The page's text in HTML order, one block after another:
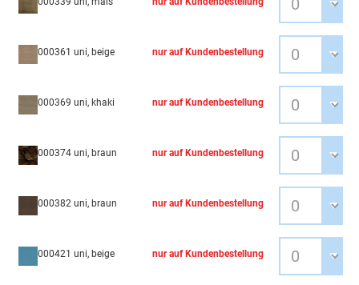
000361 uni, beige nur auf Kundenbestellung
000369 uni, khaki nur auf Kundenbestellung
000374 uni, braun nur auf Kundenbestellung
000382 uni, braun nur auf Kundenbestellung
000421 uni, beige nur auf Kundenbestellung